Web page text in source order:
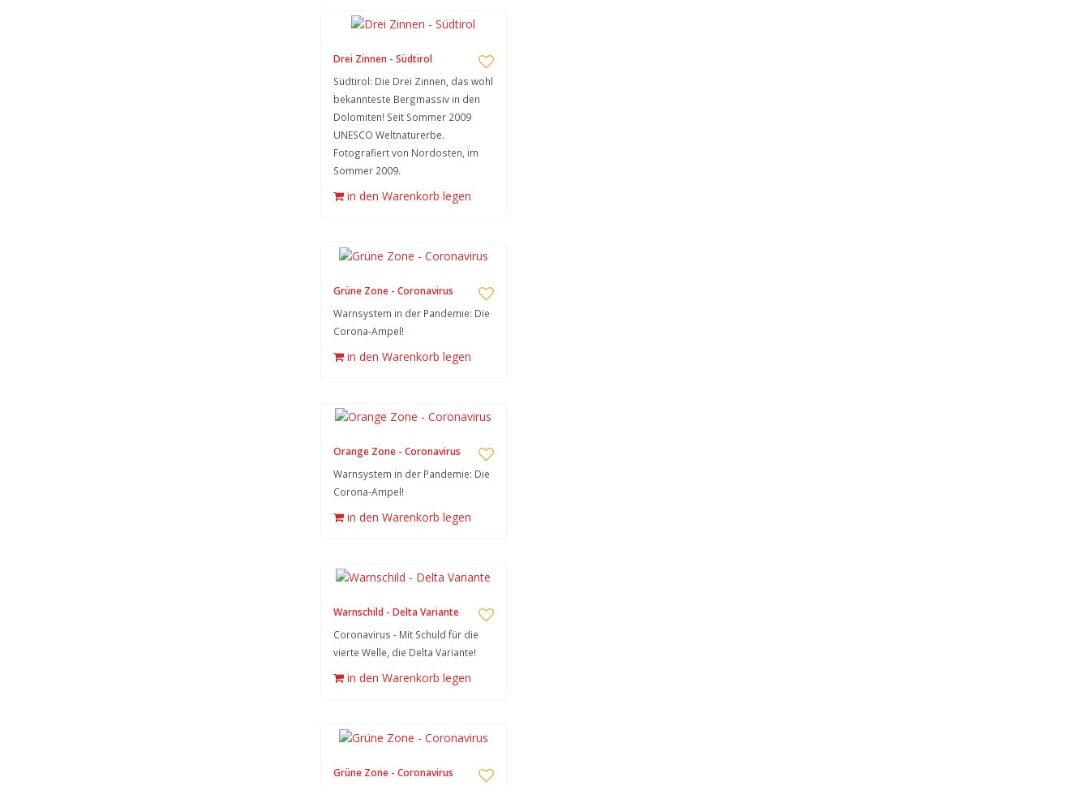
Drei Zinnen - Südtirol
Südtirol: Die Drei Zinnen, das wohl
bekannteste Bergmassiv in den
Dolomiten! Seit Sommer 2009
UNESCO Weltnaturerbe.
Fotografiert von Nordosten, im
Sommer 2009.
in den Warenkorb legen
Grüne Zone - Coronavirus
Warnsystem in der Pandemie: Die
Corona-Ampel!
in den Warenkorb legen
Orange Zone - Coronavirus
Warnsystem in der Pandemie: Die
Corona-Ampel!
in den Warenkorb legen
Warnschild - Delta Variante
Coronavirus - Mit Schuld für die
vierte Welle, die Delta Variante!
in den Warenkorb legen
Grüne Zone - Coronavirus